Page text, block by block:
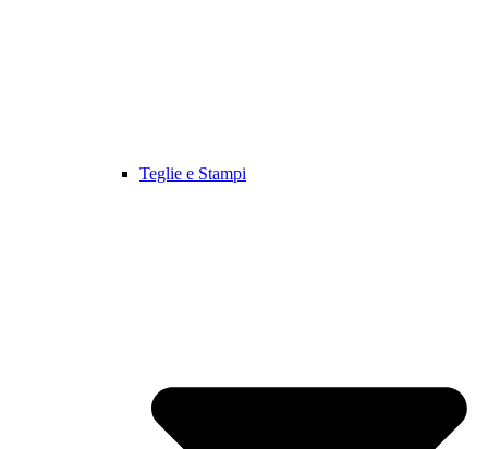
Teglie e Stampi